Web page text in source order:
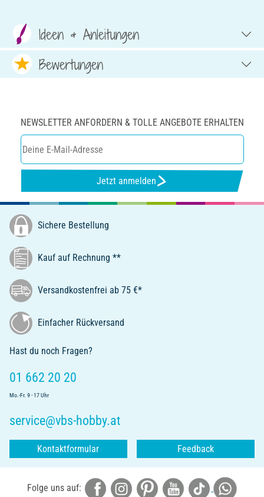
Ideen & Anleitungen
Bewertungen
NEWSLETTER ANFORDERN & TOLLE ANGEBOTE ERHALTEN
Jetzt anmelden
Sichere Bestellung
Kauf auf Rechnung **
Versandkostenfrei ab 75 €*
Einfacher Rückversand
Hast du noch Fragen?
01 662 20 20
Mo.-Fr. 9 - 17 Uhr
service@vbs-hobby.at
Kontaktformular Feedback
Folge uns auf: